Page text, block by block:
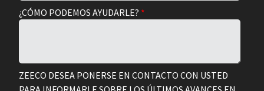
¿CÓMO PODEMOS AYUDARLE? *
ZEECO DESEA PONERSE EN CONTACTO CON USTED